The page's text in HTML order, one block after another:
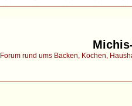
rund ums Backen, Kochen,